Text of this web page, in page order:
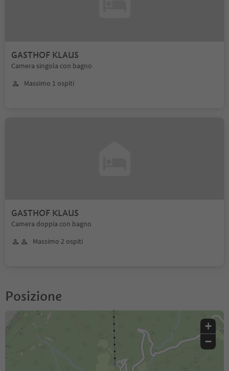
GASTHOF KLAUS
Camera singola con bagno
Massimo 1 ospiti
GASTHOF KLAUS
Camera doppia con bagno
Massimo 2 ospiti
Posizione
+
−